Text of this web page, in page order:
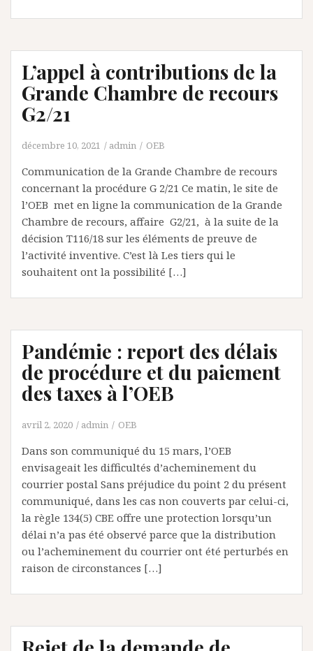
L’appel à contributions de la
Grande Chambre de recours
G2/21
décembre 10, 2021 admin OEB
Communication de la Grande Chambre de recours
concernant la procédure G 2/21 Ce matin, le site de
l’OEB met en ligne la communication de la Grande
Chambre de recours, affaire G2/21, à la suite de la
décision T116/18 sur les éléments de preuve de
l’activité inventive. C’est là Les tiers qui le
souhaitent ont la possibilité […]
Pandémie : report des délais
de procédure et du paiement
des taxes à l’OEB
avril 2, 2020 admin OEB
Dans son communiqué du 15 mars, l’OEB
envisageait les difficultés d’acheminement du
courrier postal Sans préjudice du point 2 du présent
communiqué, dans les cas non couverts par celui-ci,
la règle 134(5) CBE offre une protection lorsqu’un
délai n’a pas été observé parce que la distribution
ou l’acheminement du courrier ont été perturbés en
raison de circonstances […]